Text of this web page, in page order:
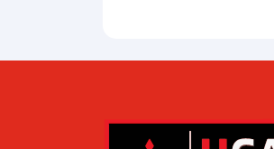
vận hành. Khung xe,